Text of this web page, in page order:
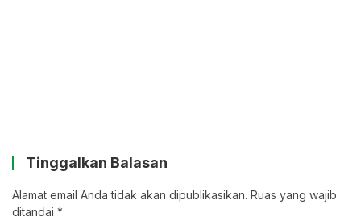
Tinggalkan Balasan
Alamat email Anda tidak akan dipublikasikan. Ruas yang wajib
ditandai *